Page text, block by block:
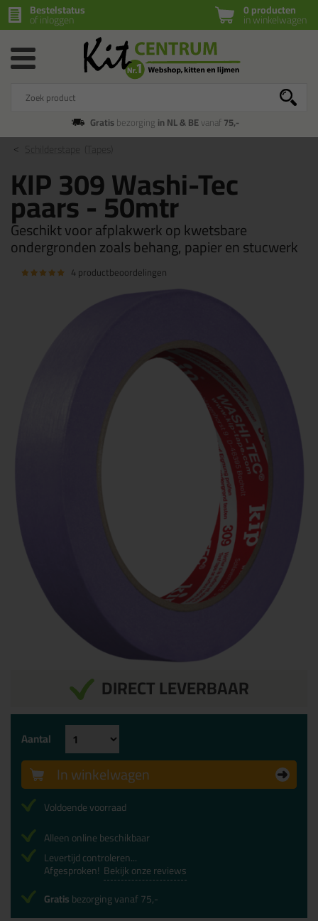
0 producten
in winkelwagen
Bestelstatus
of inloggen
Gratisbezorging in NL & BEvanaf75,-
KIP 309 Washi-Tec
paars - 50mtr
Geschikt voor afplakwerk op kwetsbare
ondergronden zoals behang, papier en stucwerk
4 productbeoordelingen
DIRECT LEVERBAAR
Aantal
In winkelwagen
Voldoende voorraad
Alleen online beschikbaar
Levertijd controleren...
Afgesproken! Bekijk onze reviews
Gratisbezorging vanaf 75,-